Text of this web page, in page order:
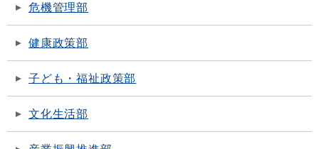
危機管理部
健康政策部
子ども・福祉政策部
文化生活部